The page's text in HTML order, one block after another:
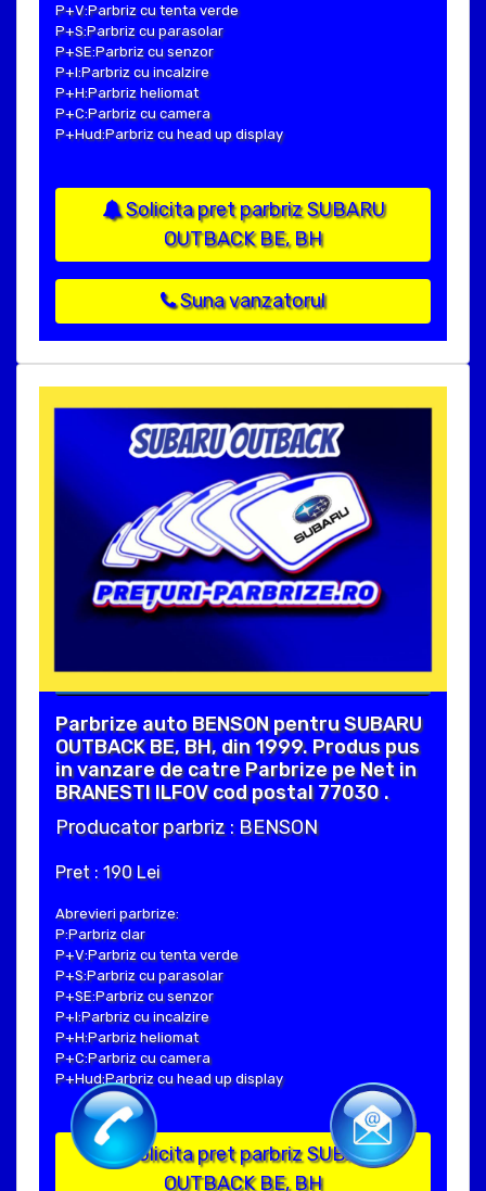
P+V:Parbriz cu tenta verde
P+S:Parbriz cu parasolar
P+SE:Parbriz cu senzor
P+I:Parbriz cu incalzire
P+H:Parbriz heliomat
P+C:Parbriz cu camera
P+Hud:Parbriz cu head up display
Solicita pret parbriz SUBARU
OUTBACK BE, BH
Suna vanzatorul
Parbrize auto BENSON pentru SUBARU
OUTBACK BE, BH, din 1999. Produs pus
in vanzare de catre Parbrize pe Net in
BRANESTI ILFOV cod postal 77030 .
Producator parbriz : BENSON
Pret : 190 Lei
Abrevieri parbrize:
P:Parbriz clar
P+V:Parbriz cu tenta verde
P+S:Parbriz cu parasolar
P+SE:Parbriz cu senzor
P+I:Parbriz cu incalzire
P+H:Parbriz heliomat
P+C:Parbriz cu camera
P+Hud:Parbriz cu head up display
Solicita pret parbriz SUBARU
OUTBACK BE, BH